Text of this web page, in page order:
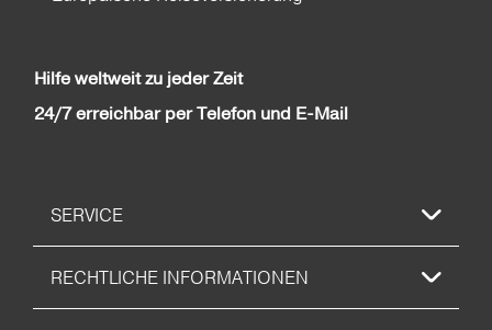
Hilfe weltweit zu jeder Zeit
24/7 erreichbar per Telefon und E-Mail
SERVICE
RECHTLICHE INFORMATIONEN